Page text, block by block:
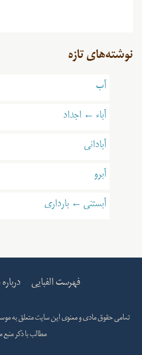
نوشته‌های تازه
آب
آباء ← اجداد
آبادانی
آبرو
آبستنی ← بارداری
فهرست الفبایی درباره
تمامی حقوق مادی و معنوی این سایت متعلق به
مطالب با ذکر